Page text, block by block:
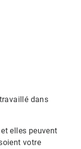
dans
elles peuvent
votre